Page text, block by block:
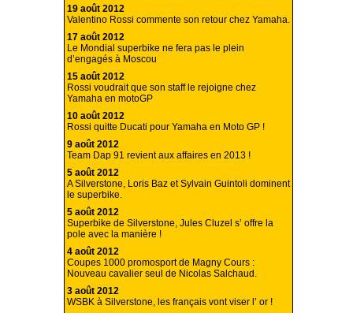
19 août 2012
Valentino Rossi commente son retour chez Yamaha.
17 août 2012
Le Mondial superbike ne fera pas le plein
d’engagés à Moscou
15 août 2012
Rossi voudrait que son staff le rejoigne chez
Yamaha en motoGP
10 août 2012
Rossi quitte Ducati pour Yamaha en Moto GP !
9 août 2012
Team Dap 91 revient aux affaires en 2013 !
5 août 2012
A Silverstone, Loris Baz et Sylvain Guintoli dominent
le superbike.
5 août 2012
Superbike de Silverstone, Jules Cluzel s’ offre la
pole avec la manière !
4 août 2012
Coupes 1000 promosport de Magny Cours :
Nouveau cavalier seul de Nicolas Salchaud.
3 août 2012
WSBK à Silverstone, les français vont viser l’ or !